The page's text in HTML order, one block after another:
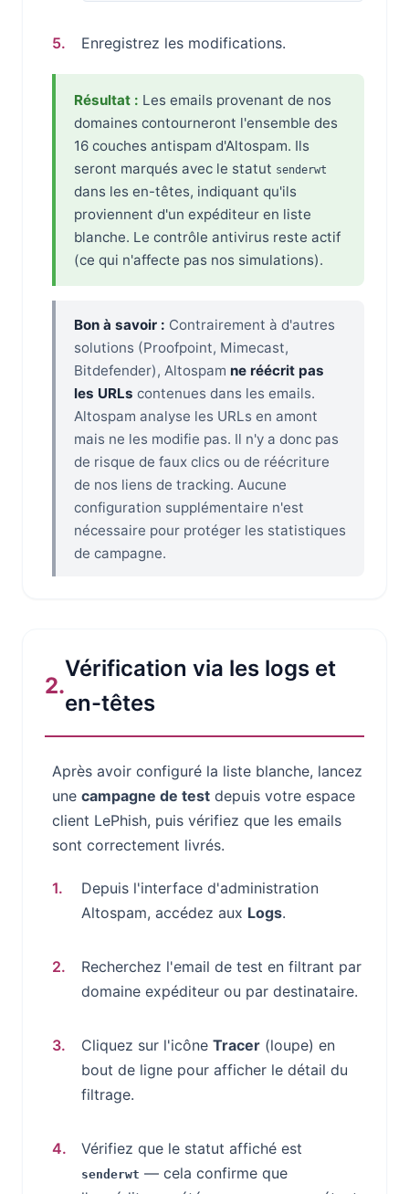
Enregistrez les modifications.
Résultat : Les emails provenant de nos
domaines contourneront l'ensemble des
16 couches antispam d'Altospam. Ils
seront marqués avec le statut senderwt
dans les en-têtes, indiquant qu'ils
proviennent d'un expéditeur en liste
blanche. Le contrôle antivirus reste actif
(ce qui n'affecte pas nos simulations).
Bon à savoir : Contrairement à d'autres
solutions (Proofpoint, Mimecast,
Bitdefender), Altospam ne réécrit pas
les URLs contenues dans les emails.
Altospam analyse les URLs en amont
mais ne les modifie pas. Il n'y a donc pas
de risque de faux clics ou de réécriture
de nos liens de tracking. Aucune
configuration supplémentaire n'est
nécessaire pour protéger les statistiques
de campagne.
2.
Vérification via les logs et
en-têtes
Après avoir configuré la liste blanche, lancez
une campagne de test depuis votre espace
client LePhish, puis vérifiez que les emails
sont correctement livrés.
Depuis l'interface d'administration
Altospam, accédez aux Logs.
Recherchez l'email de test en filtrant par
domaine expéditeur ou par destinataire.
Cliquez sur l'icône Tracer (loupe) en
bout de ligne pour afficher le détail du
filtrage.
Vérifiez que le statut affiché est
senderwt — cela confirme que